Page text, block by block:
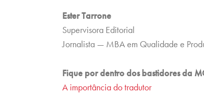
Ester Tarrone
Supervisora Editorial
Jornalista — MBA em Qualidade e
Fique por dentro dos bastidores da
A importância do tradutor